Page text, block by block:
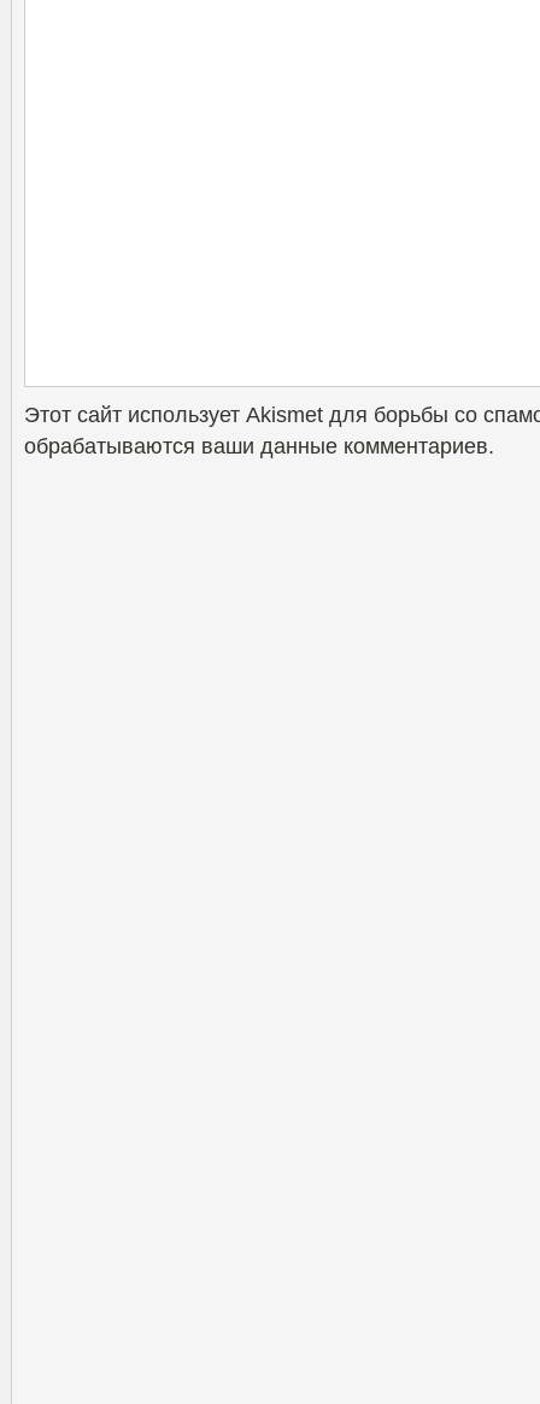
Этот сайт использует Akismet для борьбы со
обрабатываются ваши данные комментариев.